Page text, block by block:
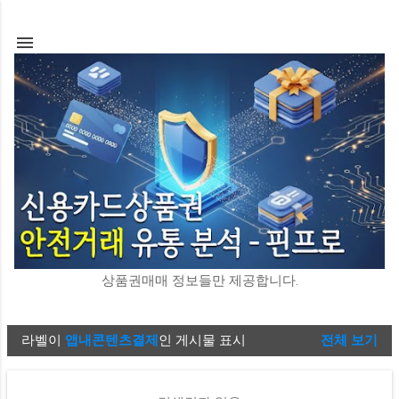
상품권매매 정보들만 제공합니다.
글
라벨이 앱내콘텐츠결제인 게시물 표시 전체 보기